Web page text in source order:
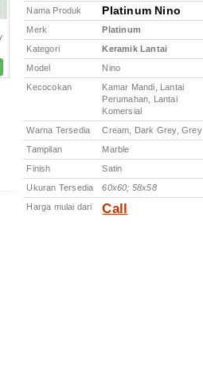
Nama Produk Platinum Nino
Merk
Platinum
Kategori
Keramik Lantai
Model
Nino
Kecocokan
Kamar Mandi, Lantai
Perumahan, Lantai
Komersial
Warna Tersedia
Cream, Dark Grey, Grey
Tampilan
Marble
Finish
Satin
Ukuran Tersedia
60x60; 58x58
Harga mulai dari
Call